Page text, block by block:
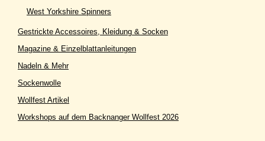
West Yorkshire Spinners
Gestrickte Accessoires, Kleidung & Socken
Magazine & Einzelblattanleitungen
Nadeln & Mehr
Sockenwolle
Wollfest Artikel
Workshops auf dem Backnanger Wollfest 2026